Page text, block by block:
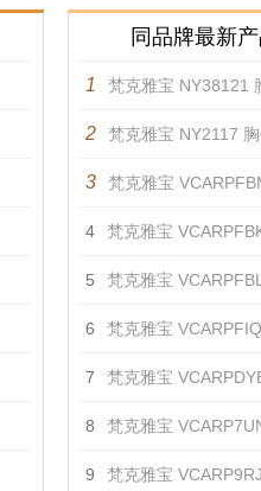
同品牌最新
1 梵克雅宝 NY38121
2 梵克雅宝 NY2117
3 梵克雅宝
4 梵克雅宝
5 梵克雅宝
6 梵克雅宝
7 梵克雅宝
8 梵克雅宝
9 梵克雅宝